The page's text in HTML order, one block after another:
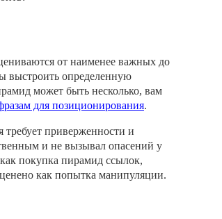
от наименее важных до
выстроить определенную
может быть несколько, вам
для позиционирования.
требует приверженности и
и не вызывал опасений у
покупка пирамид ссылок,
как попытка манипуляции.